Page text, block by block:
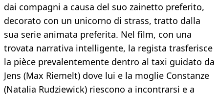
dai compagni a causa del suo zainetto preferito,
decorato con un unicorno di strass, tratto dalla
sua serie animata preferita. Nel film, con una
trovata narrativa intelligente, la regista trasferisce
la pièce prevalentemente dentro al taxi guidato da
Jens (Max Riemelt) dove lui e la moglie Constanze
(Natalia Rudziewick) riescono a incontrarsi e a